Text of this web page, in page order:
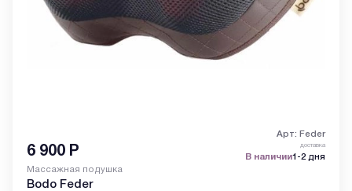
Арт: Feder
6 900 Р доставка
В наличии1-2 дня
Массажная подушка
Bodo Feder